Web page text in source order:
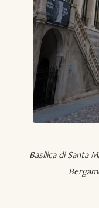
Basilica di Santa